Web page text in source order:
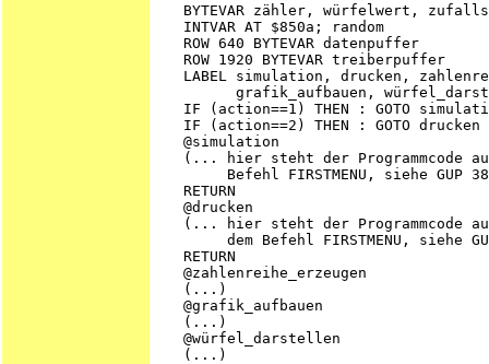
BYTEVAR zähler, würfelwert,
   INTVAR AT $850a; random
   ROW 640 BYTEVAR datenpuffer
   ROW 1920 BYTEVAR treiberpuffer
LABEL simulation, drucken,
grafik_aufbauen,
IF (action==1) THEN : GOTO
IF (action==2) THEN : GOTO drucken
   @simulation
(... hier steht der Programmcode
Befehl FIRSTMENU, siehe GUP
   RETURN
   @drucken
(... hier steht der Programmcode
dem Befehl FIRSTMENU, siehe
   RETURN
   @zahlenreihe_erzeugen
   (...)
   @grafik_aufbauen
   (...)
   @würfel_darstellen
   (...)